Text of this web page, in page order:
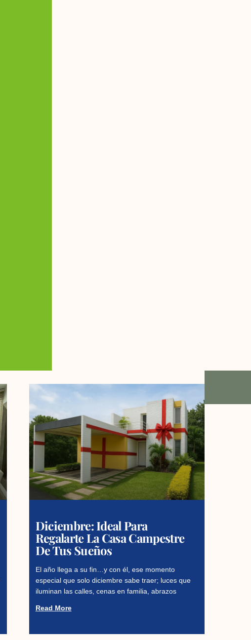
Diciembre: Ideal Para
Regalarte La Casa Campestre
De Tus Sueños
El año llega a su fin…y con él, ese momento
especial que solo diciembre sabe traer; luces que
iluminan las calles, cenas en familia, abrazos
Read More